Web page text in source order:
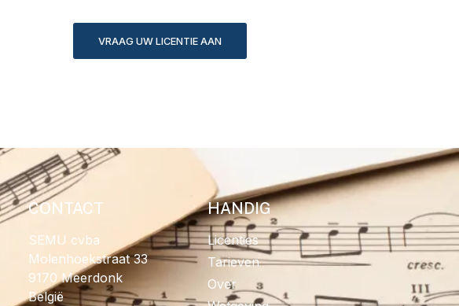
VRAAG UW LICENTIE AAN
CONTACT
SEMU cvba
Molenhoekstraat 33
9170 Meerdonk
België
HANDIG
Licenties
Tarieven
Over